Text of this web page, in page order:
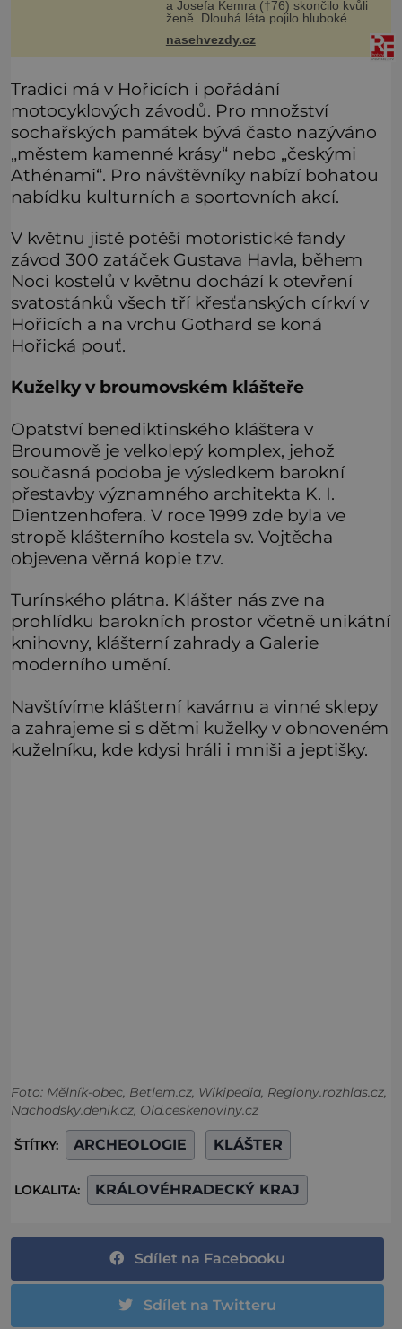
a Josefa Kemra (†76) skončilo kvůli
ženě. Dlouhá léta pojilo hluboké
Národního divadla – Josefa Kemra
(†72) a Rudolfa Hrušínského (†7
nasehvezdy.cz
Tradici má v Hořicích i pořádání
motocyklových závodů. Pro množství
sochařských památek bývá často nazýváno
„městem kamenné krásy“ nebo „českými
Athénami“. Pro návštěvníky nabízí bohatou
nabídku kulturních a sportovních akcí.
V květnu jistě potěší motoristické fandy
závod 300 zatáček Gustava Havla, během
Noci kostelů v květnu dochází k otevření
svatostánků všech tří křesťanských církví v
Hořicích a na vrchu Gothard se koná
Hořická pouť.
Kuželky v broumovském klášteře
Opatství benediktinského kláštera v
Broumově je velkolepý komplex, jehož
současná podoba je výsledkem barokní
přestavby významného architekta K. I.
Dientzenhofera. V roce 1999 zde byla ve
stropě klášterního kostela sv. Vojtěcha
objevena věrná kopie tzv.
Turínského plátna. Klášter nás zve na
prohlídku barokních prostor včetně unikátní
knihovny, klášterní zahrady a Galerie
moderního umění.
Navštívíme klášterní kavárnu a vinné sklepy
a zahrajeme si s dětmi kuželky v obnoveném
kuželníku, kde kdysi hráli i mniši a jeptišky.
Foto: Mělník-obec, Betlem.cz, Wikipedia, Regiony.rozhlas.cz,
Nachodsky.denik.cz, Old.ceskenoviny.cz
ŠTÍTKY: ARCHEOLOGIE KLÁŠTER
LOKALITA: KRÁLOVÉHRADECKÝ KRAJ
Sdílet na Facebooku
Sdílet na Twitteru